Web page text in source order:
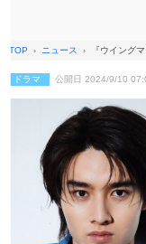
TOP ニュース 『ウイング
ドラマ 公開日 2024/9/10